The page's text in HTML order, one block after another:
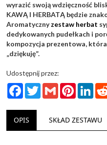
wyrazić swoją wdzięczność
KAWĄ I HERBATĄ będzie
Aromatycznyzestaw herbat
dedykowanych pudełkach i
kompozycja prezentowa,
„dziękuję”.
Udostępnij przez:
FacebookTwitterGmail Pinterest
OPIS SKŁAD ZESTAWU